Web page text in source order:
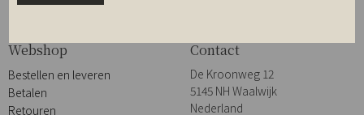
Webshop
Bestellen en leveren
Betalen
Retouren
Contact
De Kroonweg 12
5145 NH Waalwijk
Nederland